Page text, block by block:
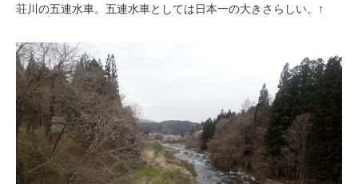
荘川の五連水車。五連水車としては日本一の大きさらしい。↑